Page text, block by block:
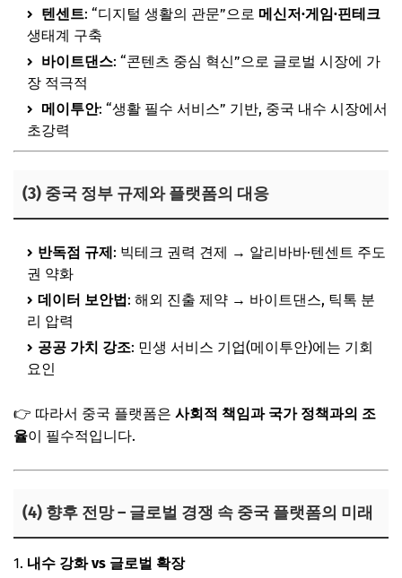
텐센트: “디지털 생활의 관문”으로 메신저·게임·핀테크
생태계 구축
바이트댄스: “콘텐츠 중심 혁신”으로 글로벌 시장에 가
장 적극적
메이투안: “생활 필수 서비스” 기반, 중국 내수 시장에서
초강력
(3) 중국 정부 규제와 플랫폼의 대응
반독점 규제: 빅테크 권력 견제 → 알리바바·텐센트 주도
권 약화
데이터 보안법: 해외 진출 제약 → 바이트댄스, 틱톡 분
리 압력
공공 가치 강조: 민생 서비스 기업(메이투안)에는 기회
요인
👉 따라서 중국 플랫폼은 사회적 책임과 국가 정책과의 조
율이 필수적입니다.
(4) 향후 전망 – 글로벌 경쟁 속 중국 플랫폼의 미래
내수 강화 vs 글로벌 확장